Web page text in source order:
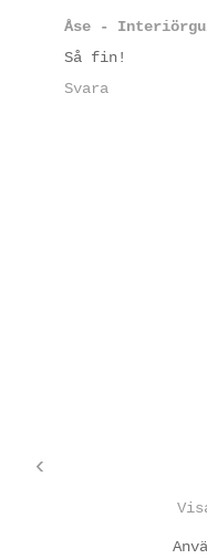
Åse -
Så fin!
Svara
‹